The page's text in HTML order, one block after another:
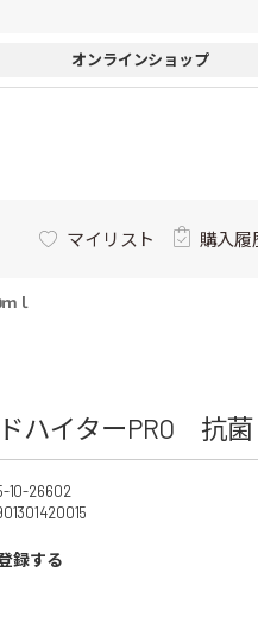
オンラインショップ
マイリスト 購入履
ｌ
ハイターPRO 抗
10-26602
録する